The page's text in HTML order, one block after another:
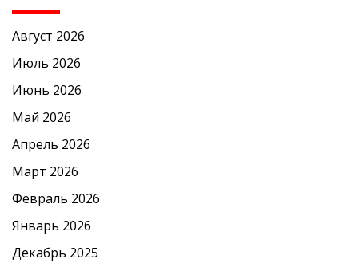
Август 2026
Июль 2026
Июнь 2026
Май 2026
Апрель 2026
Март 2026
Февраль 2026
Январь 2026
Декабрь 2025